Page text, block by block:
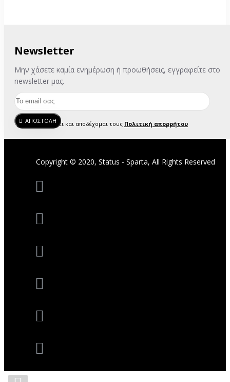
Newsletter
Μην χάσετε καμία ενημέρωση ή προωθήσεις, εγγραφείτε στο
newsletter μας.
ΑΠΟΣΤΟΛΗ
Έχω διαβάσει και αποδέχομαι τους Πολιτική απορρήτου
Copyright © 2020, Status - Sparta, All Rights Reserved